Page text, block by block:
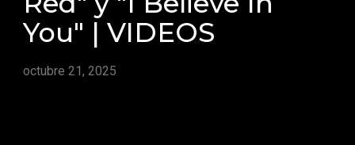
You" | VIDEOS
octubre 21, 2025